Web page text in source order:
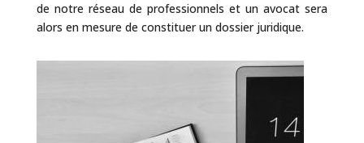
de notre réseau de professionnels et un avocat sera
alors en mesure de constituer un dossier juridique.